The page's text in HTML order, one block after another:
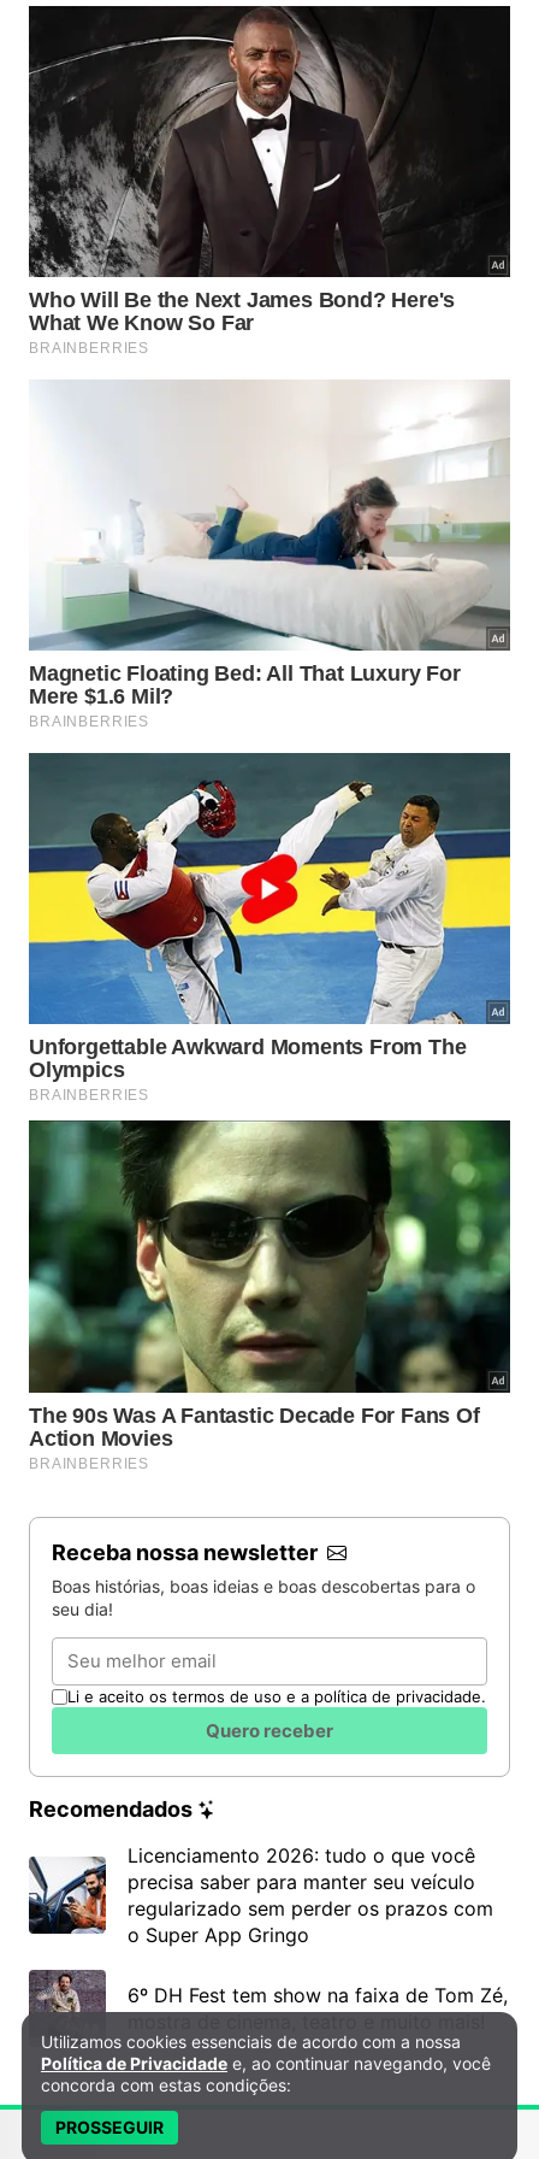
O Apiário Florin é a primeira empresa do Estado a
conquistar o Prêmio Braztoa de Sustentabilidade
(OMT/ONU) e o primeiro no Brasil com Selo de
Turismo de Experiência.
Gastronomia
Não podemos deixar de mencionar a culinária local,
que encanta a todos os paladares. Com uma forte
influência italiana e alemã, os restaurantes e
pousadas da região oferecem uma deliciosa
variedade de pratos típicos, que vão desde massas
caseiras até pratos à base de carne suína.
Não deixe de experimentar os famosos queijos,
embutidos, doces e cervejas produzidos na região,
que são verdadeiras iguarias.
Workshop de massas no Cantinho da Roça -
Camila
Karam/Turismo SA
OCantinho da Roça , em Afonso Cláudio, prepara
almoço caseiro todos os domingos a partir das 11h.
Mas, mediante reserva, os grupos de visitantes têm
a oportunidade de experienciar um dia no campo,
com direito a colocar a mão na massa e produzir
chef Márcia Soares. E tudo isso com um visual
encantador.
Queijaria Quintas do Valee os seus queijos 100%
minas” do Espírito Santo. É um mais gostoso do que
o outro.
Receba nossa newsletter
Boas histórias, boas ideias e boas descobertas para o
seu dia!
Email
Li e aceito os termos de uso e a política de privacidade.
Quero receber
Recomendados
Licenciamento 2026: tudo o que você
precisa saber para manter seu veículo
regularizado sem perder os prazos com
o Super App Gringo
6º DH Fest tem show na faixa de Tom Zé,
Política de Privacidade e Cookies
Utilizamos cookies essenciais de acordo com a nossa
Política de Privacidade e, ao continuar navegando, você
concorda com estas condições:
PROSSEGUIR